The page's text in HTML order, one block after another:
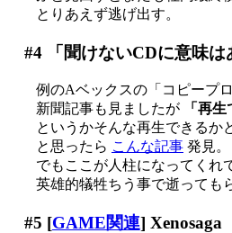
とりあえず逃げ出す。
#4「聞けないCDに意味は
例のAベックスの「コピープ
新聞記事も見ましたが
「再
というかそんな再生できるか
と思ったら こんな記事 発見。
でもここが人柱になってくれ
英雄的犠牲ちう事で逝っても
#5 [GAME関連] Xenosaga